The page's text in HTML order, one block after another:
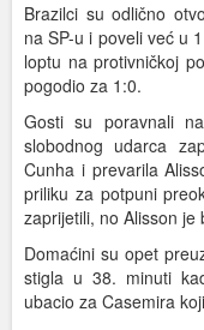
Brazilci su odlično
na SP-u i poveli već u
loptu na protivničkoj
pogodio za 1:0.
Gosti su poravnali
slobodnog udarca
Cunha i prevarila
priliku za potpuni
zaprijetili, no Alisson
Domaćini su opet
stigla u 38. minuti
ubacio za Casemira